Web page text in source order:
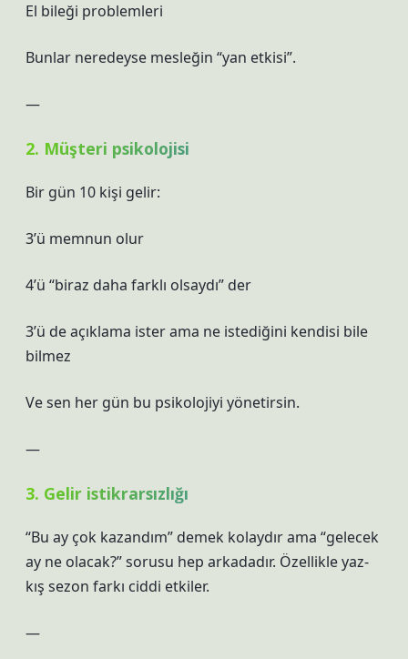
El bileği problemleri
Bunlar neredeyse mesleğin “yan etkisi”.
—
2. Müşteri psikolojisi
Bir gün 10 kişi gelir:
3’ü memnun olur
4’ü “biraz daha farklı olsaydı” der
3’ü de açıklama ister ama ne istediğini kendisi bile
bilmez
Ve sen her gün bu psikolojiyi yönetirsin.
—
3. Gelir istikrarsızlığı
“Bu ay çok kazandım” demek kolaydır ama “gelecek
ay ne olacak?” sorusu hep arkadadır. Özellikle yaz-
kış sezon farkı ciddi etkiler.
—